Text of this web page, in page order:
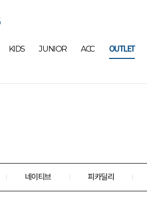
KIDS JUNIOR ACC OUTLET
네이티브 피카딜리